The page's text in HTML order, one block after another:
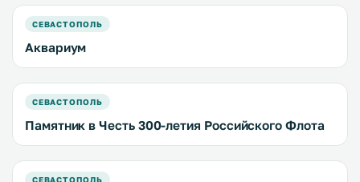
СЕВАСТОПОЛЬ
Аквариум
СЕВАСТОПОЛЬ
Памятник в Честь 300-летия Российского Флота
СЕВАСТОПОЛЬ